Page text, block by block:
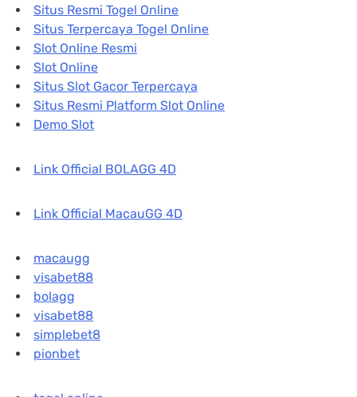
Situs Resmi Togel Online
Situs Terpercaya Togel Online
Slot Online Resmi
Slot Online
Situs Slot Gacor Terpercaya
Situs Resmi Platform Slot Online
Demo Slot
Link Official BOLAGG 4D
Link Official MacauGG 4D
macaugg
visabet88
bolagg
visabet88
simplebet8
pionbet